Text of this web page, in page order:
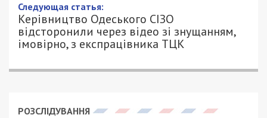
Следующая статья:
Керівництво Одеського СІЗО
відсторонили через відео зі знущанням,
імовірно, з експрацівника ТЦК
РОЗСЛІДУВАННЯ